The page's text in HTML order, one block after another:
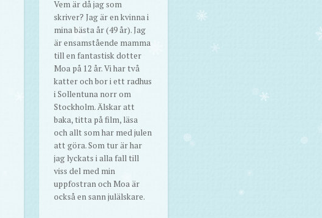
Vem är då jag som
skriver? Jag är en kvinna i
mina bästa år (49 år). Jag
är ensamstående mamma
till en fantastisk dotter
Moa på 12 år. Vi har två
katter och bor i ett radhus
i Sollentuna norr om
Stockholm. Älskar att
baka, titta på film, läsa
och allt som har med julen
att göra. Som tur är har
jag lyckats i alla fall till
viss del med min
uppfostran och Moa är
också en sann julälskare.